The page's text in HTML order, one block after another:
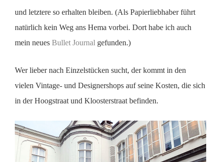
und letztere so erhalten bleiben. (Als Papierliebhaber führt
natürlich kein Weg ans Hema vorbei. Dort habe ich auch
mein neues Bullet Journal gefunden.)
Wer lieber nach Einzelstücken sucht, der kommt in den
vielen Vintage- und Designershops auf seine Kosten, die sich
in der Hoogstraat und Kloosterstraat befinden.